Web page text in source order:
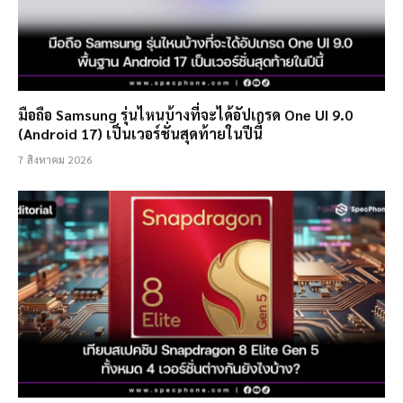
มือถือ Samsung รุ่นไหนบ้างที่จะได้อัปเกรด One UI 9.0
(Android 17) เป็นเวอร์ชั่นสุดท้ายในปีนี้
7 สิงหาคม 2026